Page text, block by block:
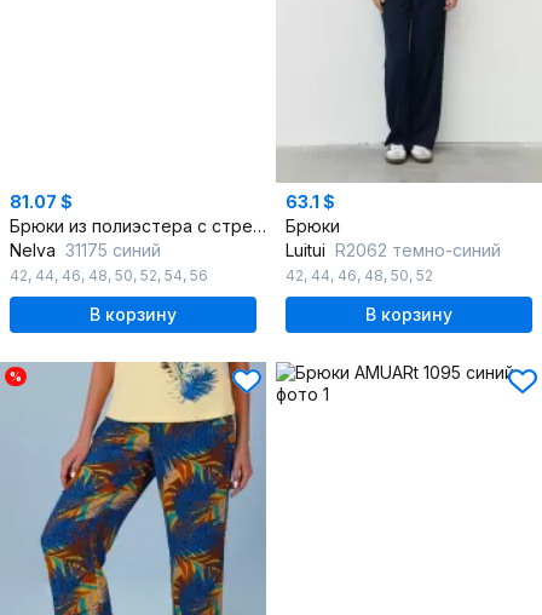
81.07 $
Брюки из полиэстера с стрелками и резинкой для больших размеров
Nelva 31175 синий
42, 44, 46, 48, 50, 52, 54, 56
В корзину
63.1 $
Брюки
Luitui R2062 темно-синий
42, 44, 46, 48, 50, 52
В корзину
%